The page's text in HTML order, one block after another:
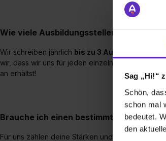
Sag „Hi!“
Schön,
schon mal
bedeutet.
den
Wie viele Ausbildungsstellen werden
Wir schreiben jährlich bis zu 3
wir, dass wir uns für jeden einzelnen Azubi
an erhältst!
Brauche ich einen bestimmten
Für uns zählen deine Stärken und deine